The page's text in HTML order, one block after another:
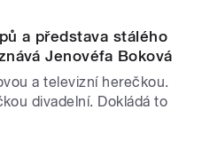
a představa stálého
Jenovéfa Boková
a televizní herečkou.
divadelní. Dokládá to